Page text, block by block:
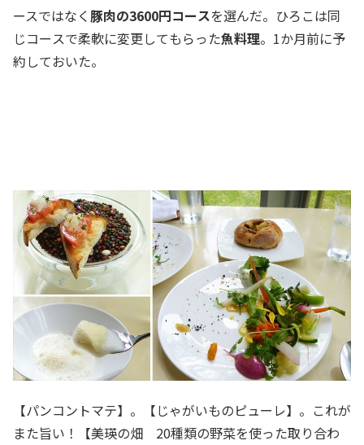
ースではなく豚肉の3600円コースを選んだ。ひろこは同
じコースで柔軟に変更してもらった魚料理。1か月前に予
約しておいた。
【パンコントマテ】。【じゃがいものピューレ】。これが
また旨い！【美瑛の畑 20種類の野菜を使った取り合わ